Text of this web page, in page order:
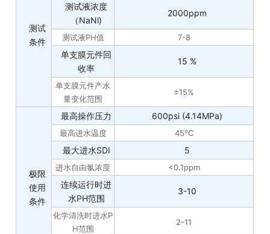
测试
条件
测试液浓度
（NaNl)
2000ppm
测试液PH值 7-8
单支膜元件回
收率
15 %
单支膜元件产水
量变化范围
±15%
极限
使用
条件
最高操作压力 600psi (4.14MPa)
最高进水温度 45°C
最大进水SDI 5
进水自由氯浓度 <0.1ppm
连续运行时进
水PH范围
3-10
化学清洗时进水P
H范围
2-11